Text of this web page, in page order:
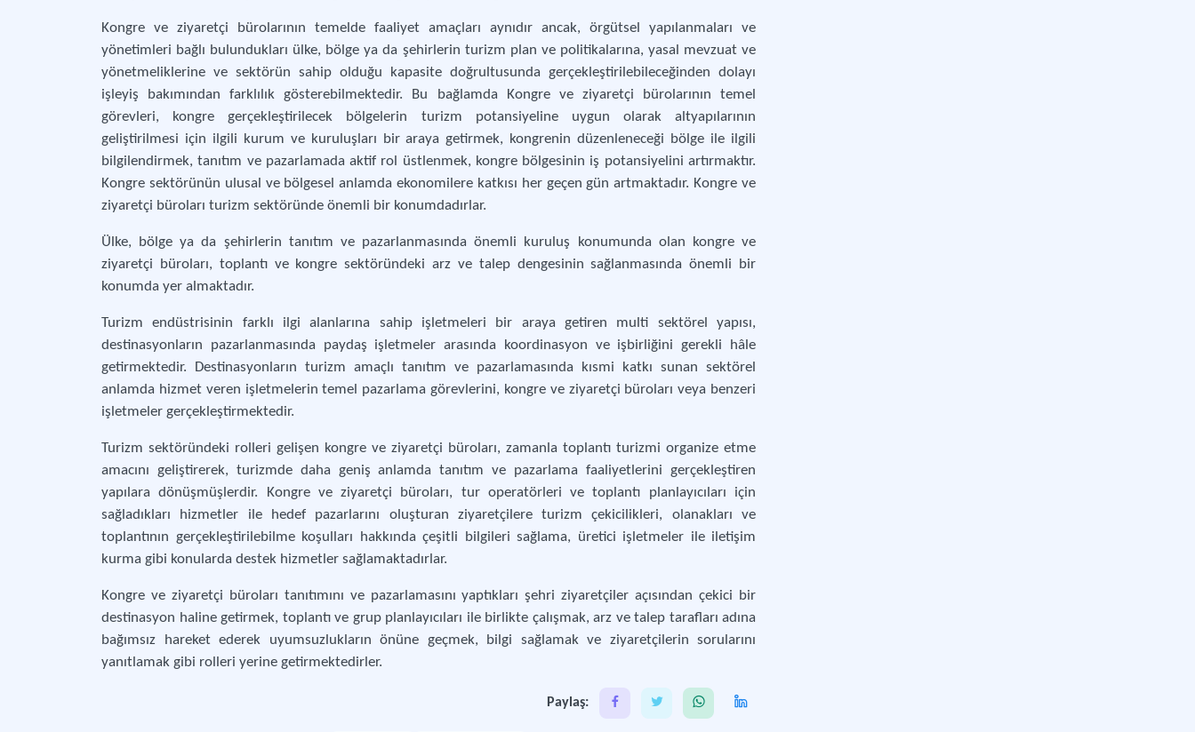
Kongre ve ziyaretçi bürolarının temelde faaliyet amaçları aynıdır ancak, örgütsel yapılanmaları ve
yönetimleri bağlı bulundukları ülke, bölge ya da şehirlerin turizm plan ve politikalarına, yasal mevzuat ve
yönetmeliklerine ve sektörün sahip olduğu kapasite doğrultusunda gerçekleştirilebileceğinden dolayı
işleyiş bakımından farklılık gösterebilmektedir. Bu bağlamda Kongre ve ziyaretçi bürolarının temel
görevleri, kongre gerçekleştirilecek bölgelerin turizm potansiyeline uygun olarak altyapılarının
geliştirilmesi için ilgili kurum ve kuruluşları bir araya getirmek, kongrenin düzenleneceği bölge ile ilgili
bilgilendirmek, tanıtım ve pazarlamada aktif rol üstlenmek, kongre bölgesinin iş potansiyelini artırmaktır.
Kongre sektörünün ulusal ve bölgesel anlamda ekonomilere katkısı her geçen gün artmaktadır. Kongre ve
ziyaretçi büroları turizm sektöründe önemli bir konumdadırlar.
Ülke, bölge ya da şehirlerin tanıtım ve pazarlanmasında önemli kuruluş konumunda olan kongre ve
ziyaretçi büroları, toplantı ve kongre sektöründeki arz ve talep dengesinin sağlanmasında önemli bir
konumda yer almaktadır.
Turizm endüstrisinin farklı ilgi alanlarına sahip işletmeleri bir araya getiren multi sektörel yapısı,
destinasyonların pazarlanmasında paydaş işletmeler arasında koordinasyon ve işbirliğini gerekli hâle
getirmektedir. Destinasyonların turizm amaçlı tanıtım ve pazarlamasında kısmi katkı sunan sektörel
anlamda hizmet veren işletmelerin temel pazarlama görevlerini, kongre ve ziyaretçi büroları veya benzeri
işletmeler gerçekleştirmektedir.
Turizm sektöründeki rolleri gelişen kongre ve ziyaretçi büroları, zamanla toplantı turizmi organize etme
amacını geliştirerek, turizmde daha geniş anlamda tanıtım ve pazarlama faaliyetlerini gerçekleştiren
yapılara dönüşmüşlerdir. Kongre ve ziyaretçi büroları, tur operatörleri ve toplantı planlayıcıları için
sağladıkları hizmetler ile hedef pazarlarını oluşturan ziyaretçilere turizm çekicilikleri, olanakları ve
toplantının gerçekleştirilebilme koşulları hakkında çeşitli bilgileri sağlama, üretici işletmeler ile iletişim
kurma gibi konularda destek hizmetler sağlamaktadırlar.
Kongre ve ziyaretçi büroları tanıtımını ve pazarlamasını yaptıkları şehri ziyaretçiler açısından çekici bir
destinasyon haline getirmek, toplantı ve grup planlayıcıları ile birlikte çalışmak, arz ve talep tarafları adına
bağımsız hareket ederek uyumsuzlukların önüne geçmek, bilgi sağlamak ve ziyaretçilerin sorularını
yanıtlamak gibi rolleri yerine getirmektedirler.
Paylaş: